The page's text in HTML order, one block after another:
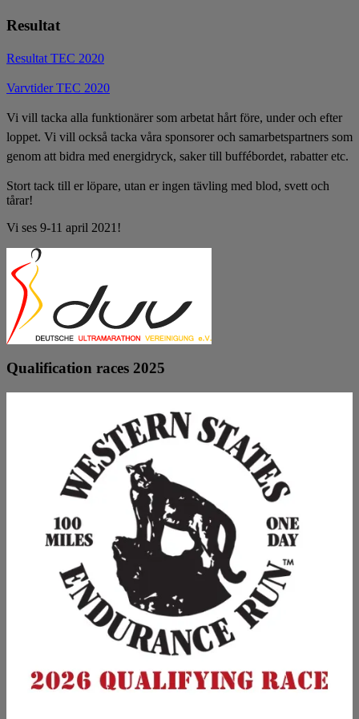
Resultat
Resultat TEC 2020
Varvtider TEC 2020
Vi vill tacka alla funktionärer som arbetat hårt före, under och efter
loppet. Vi vill också tacka våra sponsorer och samarbetspartners som
genom att bidra med energidryck, saker till buffébordet, rabatter etc.
Stort tack till er löpare, utan er ingen tävling med blod, svett och
tårar!
Vi ses 9-11 april 2021!
Qualification races 2025